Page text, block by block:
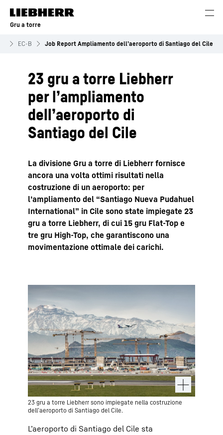
Gru a torre
EC-B Job Report Ampliamento dell’aeroporto di Santiago del Cile
23 gru a torre Liebherr
per l’ampliamento
dell’aeroporto di
Santiago del Cile
La divisione Gru a torre di Liebherr fornisce
ancora una volta ottimi risultati nella
costruzione di un aeroporto: per
l’ampliamento del “Santiago Nueva Pudahuel
International” in Cile sono state impiegate 23
gru a torre Liebherr, di cui 15 gru Flat-Top e
tre gru High-Top, che garantiscono una
movimentazione ottimale dei carichi.
23 gru a torre Liebherr sono impiegate nella costruzione
dell’aeroporto di Santiago del Cile.
L’aeroporto di Santiago del Cile sta